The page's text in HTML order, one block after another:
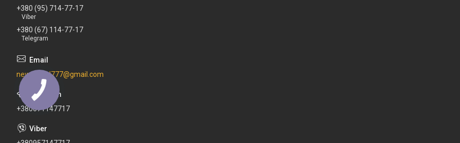
+380 (95) 714-77-17
Viber
+380 (67) 114-77-17
Telegram
newdental777@gmail.com
+380671147717